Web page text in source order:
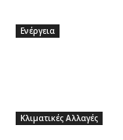
Ενέργεια
Κλιματικές Αλλαγές